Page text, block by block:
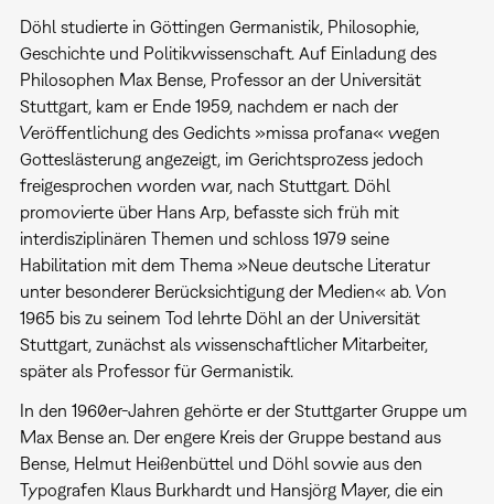
Döhl studierte in Göttingen Germanistik, Philosophie,
Geschichte und Politikwissenschaft. Auf Einladung des
Philosophen Max Bense, Professor an der Universität
Stuttgart, kam er Ende 1959, nachdem er nach der
Veröffentlichung des Gedichts »missa profana« wegen
Gotteslästerung angezeigt, im Gerichtsprozess jedoch
freigesprochen worden war, nach Stuttgart. Döhl
promovierte über Hans Arp, befasste sich früh mit
interdisziplinären Themen und schloss 1979 seine
Habilitation mit dem Thema »Neue deutsche Literatur
unter besonderer Berücksichtigung der Medien« ab. Von
1965 bis zu seinem Tod lehrte Döhl an der Universität
Stuttgart, zunächst als wissenschaftlicher Mitarbeiter,
später als Professor für Germanistik.
In den 1960er-Jahren gehörte er der Stuttgarter Gruppe um
Max Bense an. Der engere Kreis der Gruppe bestand aus
Bense, Helmut Heißenbüttel und Döhl sowie aus den
Typografen Klaus Burkhardt und Hansjörg Mayer, die ein